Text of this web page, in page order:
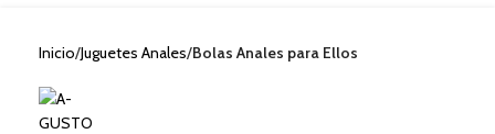
Inicio Juguetes Anales Bolas Anales para Ellos